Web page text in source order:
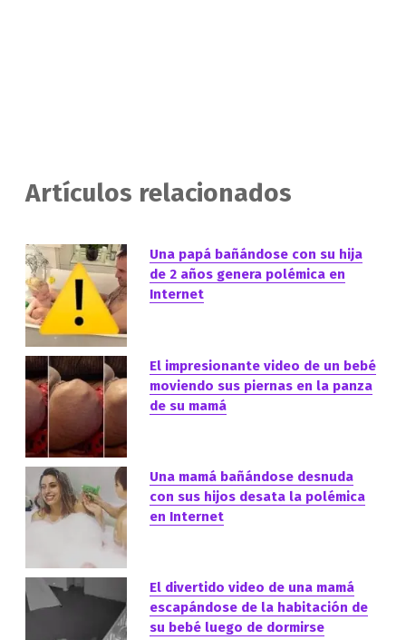
Artículos relacionados
Una papá bañándose con su hija
de 2 años genera polémica en
Internet
El impresionante video de un bebé
moviendo sus piernas en la panza
de su mamá
Una mamá bañándose desnuda
con sus hijos desata la polémica
en Internet
El divertido video de una mamá
escapándose de la habitación de
su bebé luego de dormirse